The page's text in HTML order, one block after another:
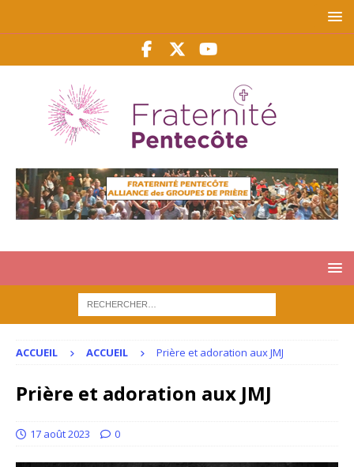
ACCUEIL ACCUEIL Prière et adoration aux JMJ
Prière et adoration aux JMJ
17 août 2023 0